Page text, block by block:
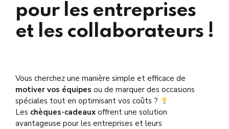
pour les entreprises
et les collaborateurs !
Vous cherchez une manière simple et efficace de
motiver vos équipes ou de marquer des occasions
spéciales tout en optimisant vos coûts ?
Les chèques-cadeaux offrent une solution
avantageuse pour les entreprises et leurs